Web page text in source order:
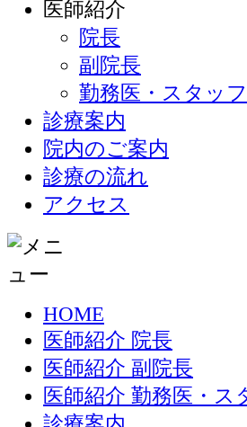
医師紹介
院長
副院長
勤務医・スタッフ
診療案内
院内のご案内
診療の流れ
アクセス
HOME
医師紹介 院長
医師紹介 副院長
医師紹介 勤務医・ス